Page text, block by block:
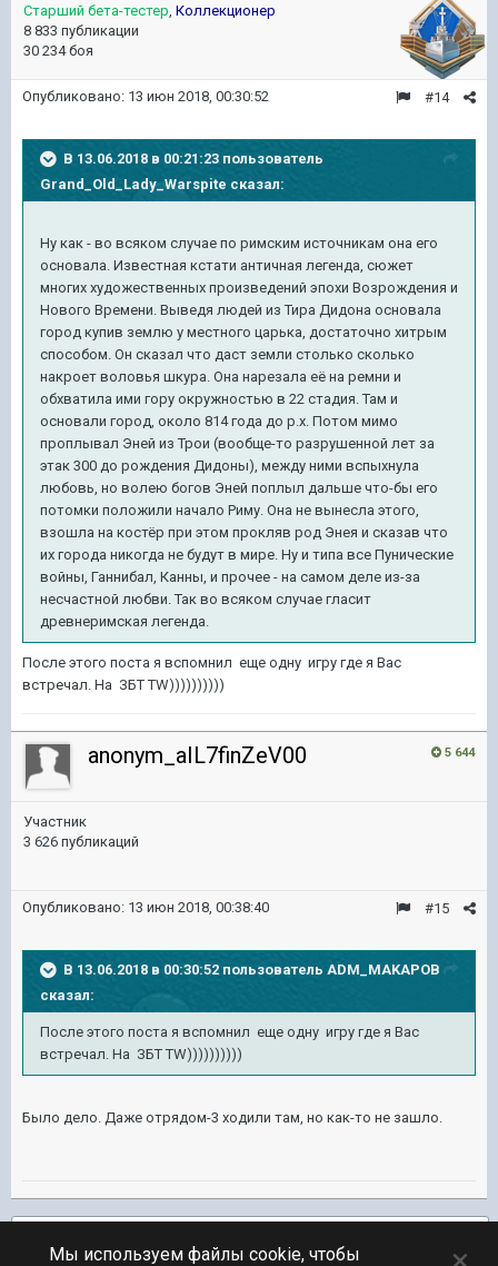
Старший бета-тестер, Коллекционер
8 833 публикации
30 234 боя
#14
Опубликовано: 13 июн 2018, 00:30:52
В 13.06.2018 в 00:21:23 пользователь
Grand_Old_Lady_Warspite сказал:
Ну как - во всяком случае по римским источникам она его
основала. Известная кстати античная легенда, сюжет
многих художественных произведений эпохи Возрождения и
Нового Времени. Выведя людей из Тира Дидона основала
город купив землю у местного царька, достаточно хитрым
способом. Он сказал что даст земли столько сколько
накроет воловья шкура. Она нарезала её на ремни и
обхватила ими гору окружностью в 22 стадия. Там и
основали город, около 814 года до р.х. Потом мимо
проплывал Эней из Трои (вообще-то разрушенной лет за
этак 300 до рождения Дидоны), между ними вспыхнула
любовь, но волею богов Эней поплыл дальше что-бы его
потомки положили начало Риму. Она не вынесла этого,
взошла на костёр при этом прокляв род Энея и сказав что
их города никогда не будут в мире. Ну и типа все Пунические
войны, Ганнибал, Канны, и прочее - на самом деле из-за
несчастной любви. Так во всяком случае гласит
древнеримская легенда.
После этого поста я вспомнил еще одну игру где я Вас
встречал. На ЗБТ TW))))))))))
5 644
anonym_aIL7finZeV00
Участник
3 626 публикаций
#15
Опубликовано: 13 июн 2018, 00:38:40
В 13.06.2018 в 00:30:52 пользователь ADM_MAKAPOB
сказал:
После этого поста я вспомнил еще одну игру где я Вас
встречал. На ЗБТ TW))))))))))
Было дело. Даже отрядом-3 ходили там, но как-то не зашло.
Мы используем файлы cookie, чтобы